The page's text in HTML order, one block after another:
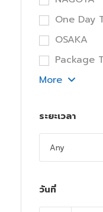
One Day
OSAKA
Package
More
ระยะเวลา
วันที่